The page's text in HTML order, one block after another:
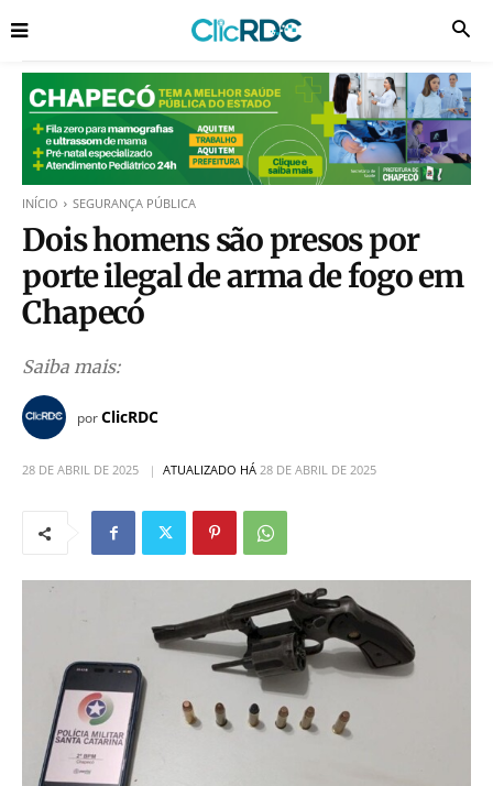
INÍCIO SEGURANÇA PÚBLICA
Dois homens são presos por
porte ilegal de arma de fogo em
Chapecó
Saiba mais:
porClicRDC
28 DE ABRIL DE 2025 ATUALIZADO HÁ 28 DE ABRIL DE 2025